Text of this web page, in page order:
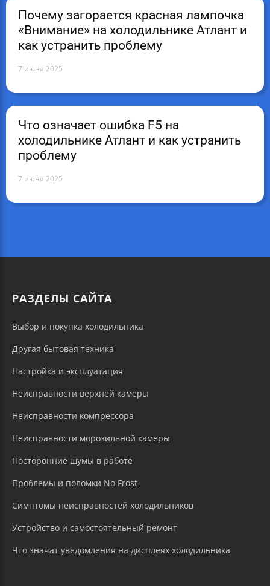
Почему загорается красная лампочка
«Внимание» на холодильнике Атлант и
как устранить проблему
7 июня 2025
Что означает ошибка F5 на
холодильнике Атлант и как устранить
проблему
7 июня 2025
РАЗДЕЛЫ САЙТА
Выбор и покупка холодильника
Другая бытовая техника
Настройка и эксплуатация
Неисправности верхней камеры
Неисправности компрессора
Неисправности морозильной камеры
Посторонние шумы в работе
Проблемы и поломки No Frost
Симптомы неисправностей холодильников
Устройство и самостоятельный ремонт
Что значат уведомления на дисплеях холодильника